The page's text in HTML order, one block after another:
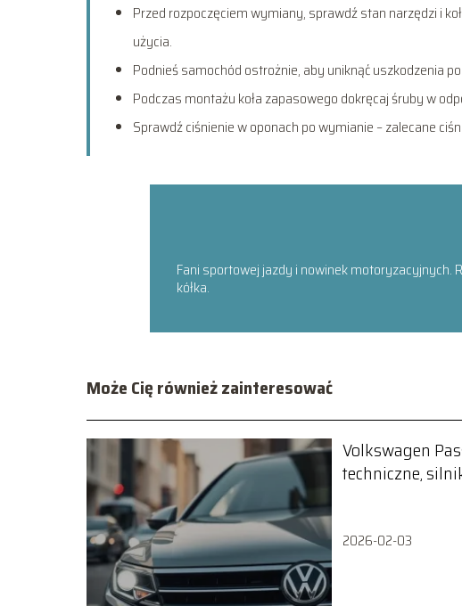
Przed rozpoczęciem wymiany, sprawdź stan narzędzi i
użycia.
Podnieś samochód ostrożnie, aby uniknąć uszkodzenia
Podczas montażu koła zapasowego dokręcaj śruby w
Sprawdź ciśnienie w oponach po wymianie – zalecane
Fani sportowej jazdy i nowinek motoryzacyjnych.
kółka.
Może Cię również zainteresować
Volkswagen
techniczne,
2026-02-03